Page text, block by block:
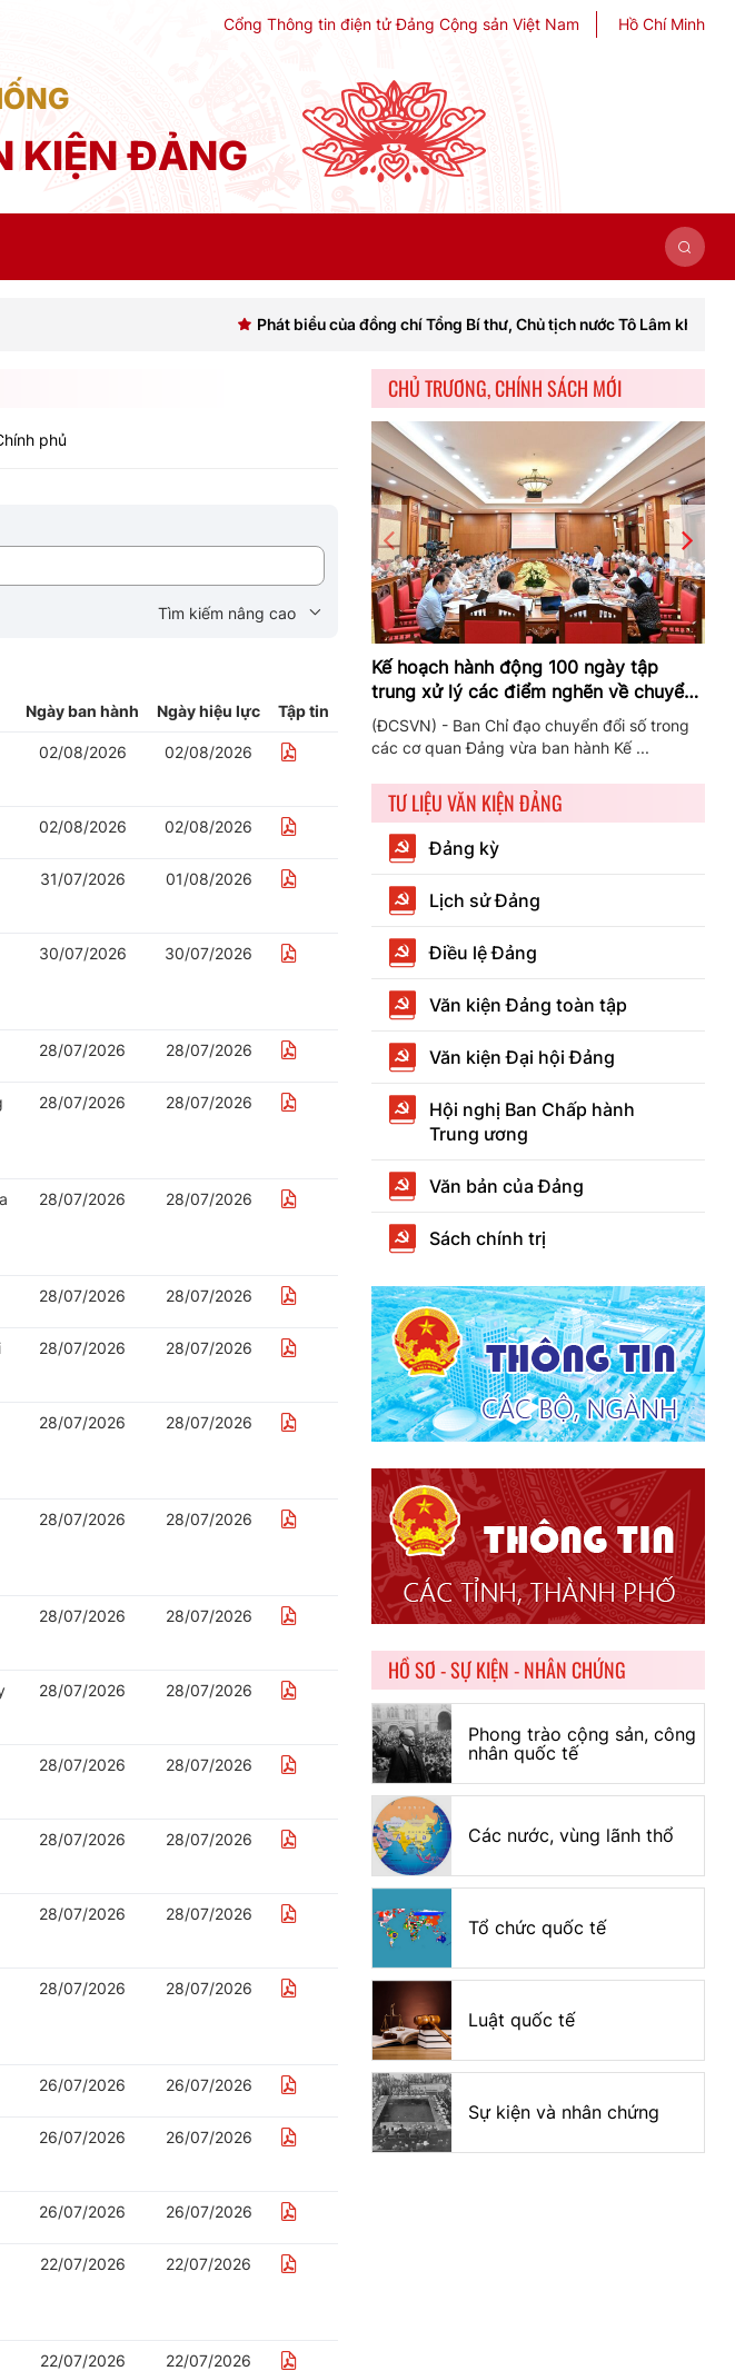
Cổng Thông tin điện tử Đảng Cộng sản Việt Nam Hồ Chí Minh
KIỆN ĐẢNG
Phát biểu của đồng chí Tổng Bí thư, Chủ tịch nước Tô Lâm khai mạc Hội
phủ
Tìm kiếm nâng cao
Ngày ban hành Ngày hiệu lực Tập tin
02/08/2026 02/08/2026
02/08/2026 02/08/2026
31/07/2026 01/08/2026
30/07/2026 30/07/2026
28/07/2026 28/07/2026
28/07/2026 28/07/2026
28/07/2026 28/07/2026
28/07/2026 28/07/2026
28/07/2026 28/07/2026
28/07/2026 28/07/2026
28/07/2026 28/07/2026
28/07/2026 28/07/2026
28/07/2026 28/07/2026
28/07/2026 28/07/2026
28/07/2026 28/07/2026
28/07/2026 28/07/2026
28/07/2026 28/07/2026
26/07/2026 26/07/2026
26/07/2026 26/07/2026
26/07/2026 26/07/2026
22/07/2026 22/07/2026
22/07/2026 22/07/2026
CHỦ TRƯƠNG, CHÍNH SÁCH MỚI
Kế hoạch hành động 100 ngày tập
trung xử lý các điểm nghẽn về chuyển
đổi số trong các cơ quan Đảng
(ĐCSVN) - Ban Chỉ đạo chuyển đổi số trong
các cơ quan Đảng vừa ban hành Kế ...
TƯ LIỆU VĂN KIỆN ĐẢNG
Đảng kỳ
Lịch sử Đảng
Điều lệ Đảng
Văn kiện Đảng toàn tập
Văn kiện Đại hội Đảng
Hội nghị Ban Chấp hành
Trung ương
Văn bản của Đảng
Sách chính trị
HỒ SƠ - SỰ KIỆN - NHÂN CHỨNG
Phong trào cộng sản, công
nhân quốc tế
Các nước, vùng lãnh thổ
Tổ chức quốc tế
Luật quốc tế
Sự kiện và nhân chứng